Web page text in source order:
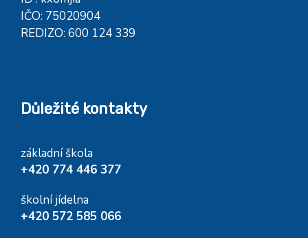
IČO: 75020904
REDIZO: 600 124 339
Důležité kontakty
základní škola
+420 774 446 377
školní jídelna
+420 572 585 066